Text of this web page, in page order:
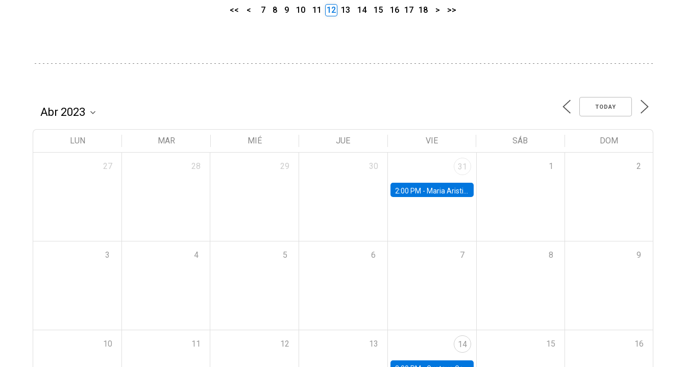
<< < 7 8 9 10 11 12 13 14 15 16 17 18 > >>
TODAY
LUN MAR MIÉ JUE VIE SÁB DOM
27 28 29 30 31
2:00 PM - Maria Aristizabal-Ramirez, FED Board
1 2
3 4 5 6 7 8 9
10 11 12 13 14 15 16